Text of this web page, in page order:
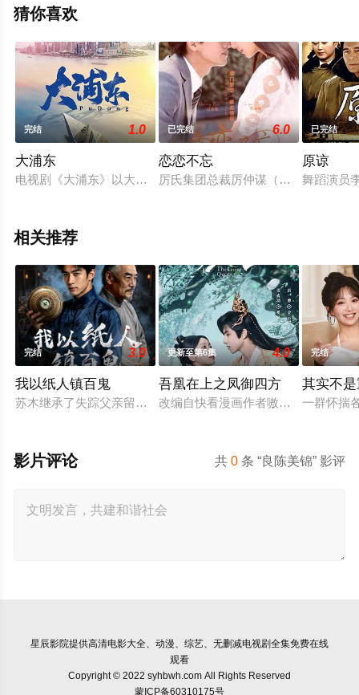
删减完整版电视剧全集来上星辰影视就够了，更多相关信
猜你喜欢
完结 1.0
大浦东
电视剧《大浦东》以大时代为背景，聚焦陆家嘴、浦东洋泾老
已完结 6.0
恋恋不忘
厉氏集团总裁厉仲谋（言承旭 饰）
已完结
原谅
舞蹈演员
相关推荐
完结 3.0
我以纸人镇百鬼
苏木继承了失踪父亲留下的白事馆，本想低调扎纸维生，却因
更新至第6集 4.0
吾凰在上之凤御四方
改编自快看漫画作者嗷小泽的独家连
完结
其实不
一群怀揣
共0 条 “良陈美锦” 影评
影片评论
星辰影院提供高清电影大全、动漫、综艺、无删减电视剧全集免费在线
观看
Copyright © 2022 syhbwh.com All Rights Reserved
蒙ICP备60310175号